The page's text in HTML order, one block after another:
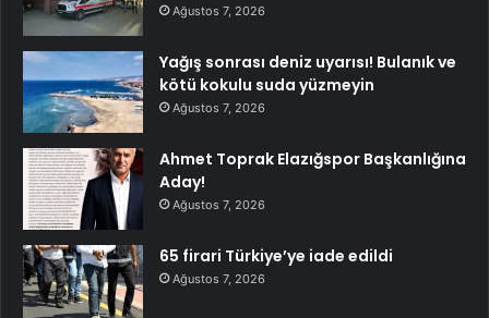
Ağustos 7, 2026
Yağış sonrası deniz uyarısı! Bulanık ve
kötü kokulu suda yüzmeyin
Ağustos 7, 2026
Ahmet Toprak Elazığspor Başkanlığına
Aday!
Ağustos 7, 2026
65 firari Türkiye’ye iade edildi
Ağustos 7, 2026